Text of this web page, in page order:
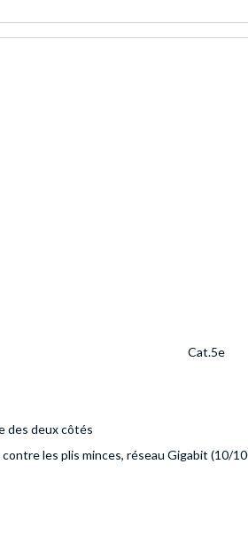
Cat.5e
des deux côtés
les plis minces, réseau Gigabit (10/